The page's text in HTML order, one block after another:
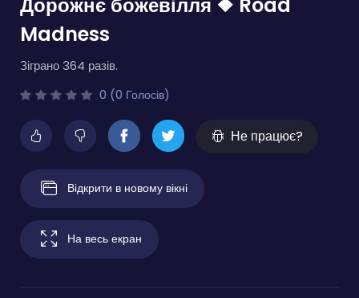
Madness
Зіграно 364 разів.
0 (0 Голосів)
Не працює?
Відкрити в новому вікні
На весь екран